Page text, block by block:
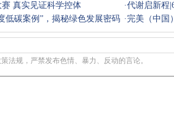
真实见证科学控体 ·代谢启新程
低碳案例”，揭秘绿色发展密码 · 完美（中国
法规，严禁发布色情、暴力、反动的言论。